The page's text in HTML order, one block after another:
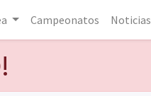
Campeonatos Noticias